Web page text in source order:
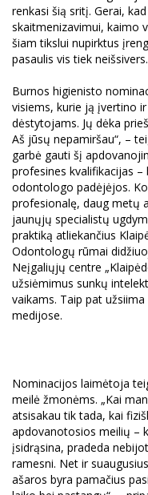
renkasi šią sritį. Gerai,
skaitmenizavimui, kaimo
šiam tikslui nupirktus
pasaulis vis tiek neišsivers.
Burnos higienisto
visiems, kurie ją įvertino
dėstytojams. Jų dėka
Aš jūsų nepamiršau“, –
garbė gauti šį
profesines kvalifikacijas
odontologo padėjėjos.
profesionalę, daug metų
jaunųjų specialistų
praktiką atliekančius
Odontologų rūmai
Neįgaliųjų centre
užsiėmimus sunkų
vaikams. Taip pat
medijose.
Nominacijos laimėtoja
meilė žmonėms. „Kai
atsisakau tik tada, kai
apdovanotosios meilių –
įsidrąsina, pradeda
ramesni. Net ir
ašaros byra pamačius